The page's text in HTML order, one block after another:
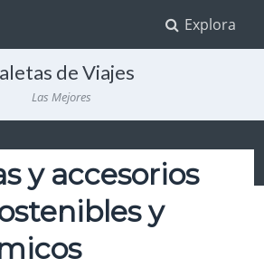
Explora
de Viajes
Las Mejores
y accesorios
y